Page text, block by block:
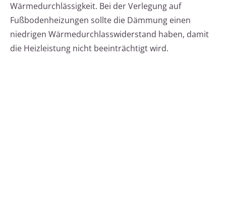
Wärmedurchlässigkeit. Bei der Verlegung auf
Fußbodenheizungen sollte die Dämmung einen
niedrigen Wärmedurchlasswiderstand haben, damit
die Heizleistung nicht beeinträchtigt wird.